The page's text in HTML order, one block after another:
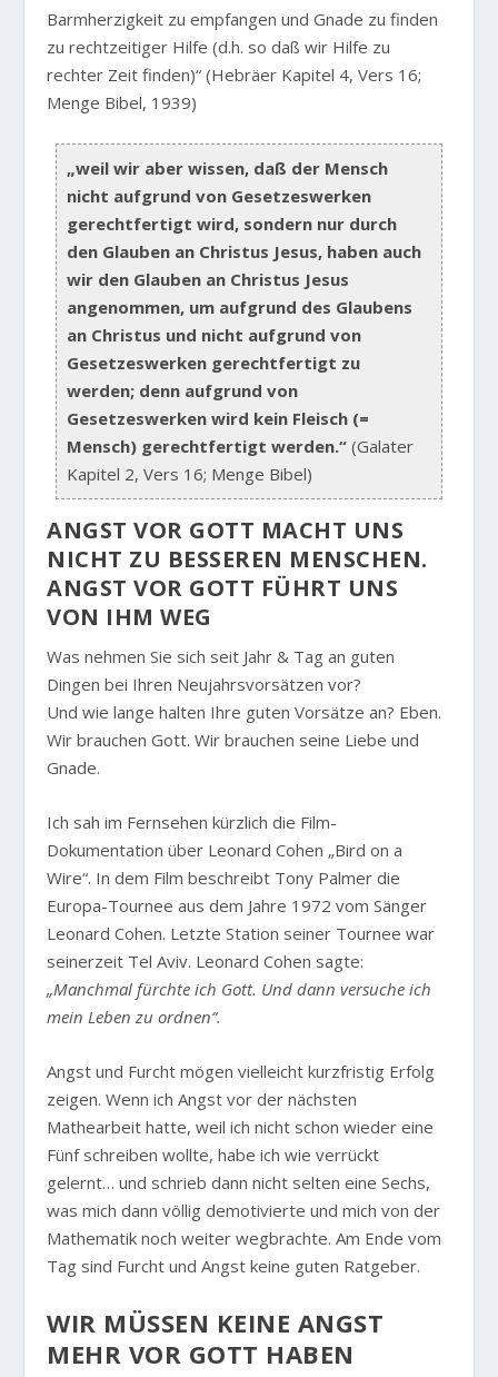
Barmherzigkeit zu empfangen und Gnade zu finden
zu rechtzeitiger Hilfe (d.h. so daß wir Hilfe zu
rechter Zeit finden)“ (Hebräer Kapitel 4, Vers 16;
Menge Bibel, 1939)
„weil wir aber wissen, daß der Mensch
nicht aufgrund von Gesetzeswerken
gerechtfertigt wird, sondern nur durch
den Glauben an Christus Jesus, haben auch
wir den Glauben an Christus Jesus
angenommen, um aufgrund des Glaubens
an Christus und nicht aufgrund von
Gesetzeswerken gerechtfertigt zu
werden; denn aufgrund von
Gesetzeswerken wird kein Fleisch (=
Mensch) gerechtfertigt werden.“(Galater
Kapitel 2, Vers 16; Menge Bibel)
ANGST VOR GOTT MACHT UNS
NICHT ZU BESSEREN MENSCHEN.
ANGST VOR GOTT FÜHRT UNS
VON IHM WEG
Was nehmen Sie sich seit Jahr & Tag an guten
Dingen bei Ihren Neujahrsvorsätzen vor?
Und wie lange halten Ihre guten Vorsätze an? Eben.
Wir brauchen Gott. Wir brauchen seine Liebe und
Gnade.
Ich sah im Fernsehen kürzlich die Film-
Dokumentation über Leonard Cohen „Bird on a
Wire“. In dem Film beschreibt Tony Palmer die
Europa-Tournee aus dem Jahre 1972 vom Sänger
Leonard Cohen. Letzte Station seiner Tournee war
seinerzeit Tel Aviv. Leonard Cohen sagte:
„Manchmal fürchte ich Gott. Und dann versuche ich
mein Leben zu ordnen“.
Angst und Furcht mögen vielleicht kurzfristig Erfolg
zeigen. Wenn ich Angst vor der nächsten
Mathearbeit hatte, weil ich nicht schon wieder eine
Fünf schreiben wollte, habe ich wie verrückt
gelernt… und schrieb dann nicht selten eine Sechs,
was mich dann völlig demotivierte und mich von der
Mathematik noch weiter wegbrachte. Am Ende vom
Tag sind Furcht und Angst keine guten Ratgeber.
WIR MÜSSEN KEINE ANGST
MEHR VOR GOTT HABEN